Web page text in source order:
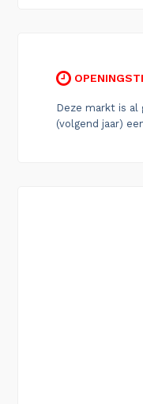
Deze markt is
(volgend jaar)